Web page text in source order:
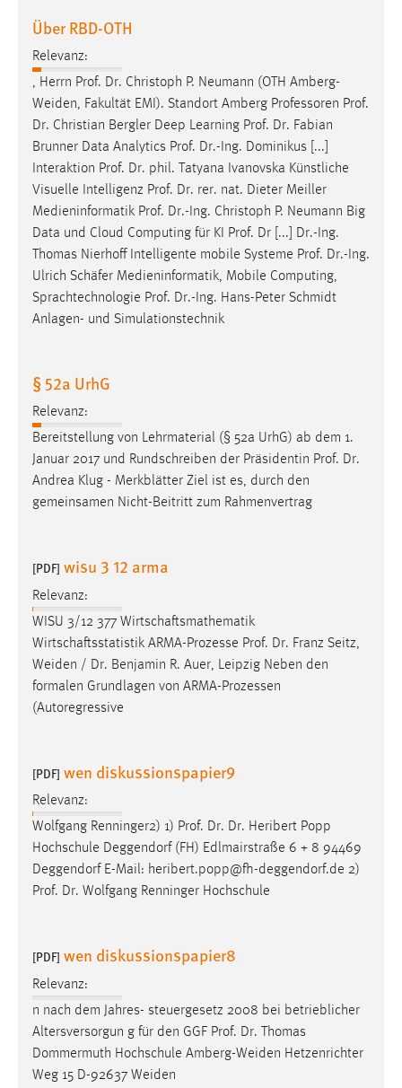
Über RBD-OTH
Relevanz:
, Herrn Prof. Dr. Christoph P. Neumann (OTH Amberg-
Weiden, Fakultät EMI). Standort Amberg Professoren Prof.
Dr. Christian Bergler Deep Learning Prof. Dr. Fabian
Brunner Data Analytics Prof. Dr.-Ing. Dominikus [...]
Interaktion Prof. Dr. phil. Tatyana Ivanovska Künstliche
Visuelle Intelligenz Prof. Dr. rer. nat. Dieter Meiller
Medieninformatik Prof. Dr.-Ing. Christoph P. Neumann Big
Data und Cloud Computing für KI
Prof. Dr [...] Dr.-Ing.
Thomas Nierhoff Intelligente mobile Systeme Prof. Dr.-Ing.
Ulrich Schäfer Medieninformatik, Mobile Computing,
Sprachtechnologie Prof. Dr.-Ing. Hans-Peter Schmidt
Anlagen- und Simulationstechnik
§ 52a UrhG
Relevanz:
Bereitstellung von Lehrmaterial (§ 52a UrhG) ab dem 1.
Januar 2017 und Rundschreiben der Präsidentin Prof. Dr.
Andrea Klug - Merkblätter Ziel ist es, durch den
gemeinsamen Nicht-Beitritt zum Rahmenvertrag
[PDF] wisu 3 12 arma
Relevanz:
WISU 3/12 377 Wirtschaftsmathematik
Wirtschaftsstatistik ARMA-Prozesse Prof. Dr. Franz Seitz,
Weiden / Dr. Benjamin R. Auer, Leipzig Neben den
formalen Grundlagen von ARMA-Prozessen
(Autoregressive
[PDF] wen diskussionspapier9
Relevanz:
Wolfgang Renninger2) 1) Prof. Dr. Dr. Heribert Popp
Hochschule Deggendorf (FH) Edlmairstraße 6 + 8 94469
Deggendorf E-Mail: heribert.popp@fh-deggendorf.de 2)
Prof. Dr. Wolfgang Renninger Hochschule
[PDF] wen diskussionspapier8
Relevanz:
n nach dem Jahres- steuergesetz 2008 bei betrieblicher
Altersversorgun g für den GGF Prof. Dr. Thomas
Dommermuth Hochschule Amberg-Weiden Hetzenrichter
Weg 15 D-92637 Weiden